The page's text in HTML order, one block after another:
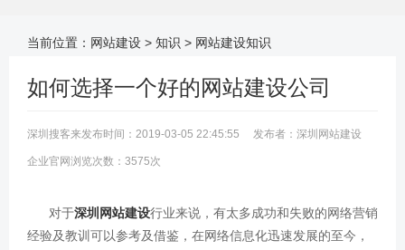
当前位置： 网站建设 > 知识 > 网站建设知识
如何选择一个好的网站建设公司
深圳搜客来发布时间：2019-03-05 22:45:55 发布者：深圳网站建设
企业官网浏览次数：3575次
对于深圳网站建设行业来说，有太多成功和失败的网络营销
经验及教训可以参考及借鉴，在网络信息化迅速发展的至今，